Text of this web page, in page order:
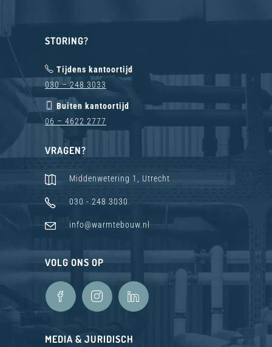
STORING?
Tijdens kantoortijd
030 – 248 3033
Buiten kantoortijd
06 – 4622 2777
VRAGEN?
Middenwetering 1, Utrecht
030 - 248 3030
info@warmtebouw.nl
VOLG ONS OP
MEDIA & JURIDISCH